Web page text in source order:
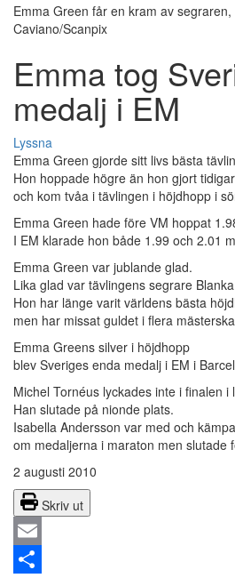
Emma Green får en kram av
Caviano/Scanpix
Emma tog
medalj i EM
Lyssna
Emma Green gjorde sitt livs bästa
Hon hoppade högre än hon gjort
och kom tvåa i tävlingen i höjdhopp i
Emma Green hade före VM hoppat
I EM klarade hon både 1.99 och 2.01
Emma Green var jublande glad.
Lika glad var tävlingens segrare
Hon har länge varit världens bästa
men har missat guldet i flera
Emma Greens silver i höjdhopp
blev Sveriges enda medalj i EM i
Michel Tornéus lyckades inte i finalen i
Han slutade på nionde plats.
Isabella Andersson var med och
om medaljerna i maraton men slutade
2 augusti 2010
Skriv ut
Email